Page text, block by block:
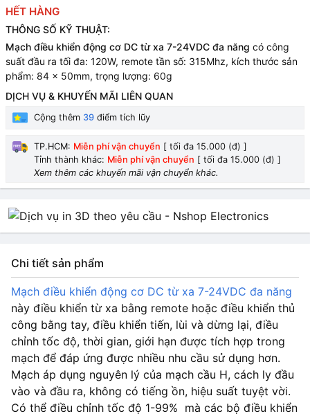
HẾT HÀNG
THÔNG SỐ KỸ THUẬT:
Mạch điều khiển động cơ DC từ xa 7-24VDC đa năng có công
suất đầu ra tối đa: 120W, remote tần số: 315Mhz, kích thước sản
phẩm: 84 x 50mm, trọng lượng: 60g
DỊCH VỤ & KHUYẾN MÃI LIÊN QUAN
Cộng thêm 39 điểm tích lũy
TP.HCM: Miễn phí vận chuyển [ tối đa 15.000 (đ) ]
Tỉnh thành khác: Miễn phí vận chuyển [ tối đa 15.000 (đ) ]
Xem thêm các khuyến mãi vận chuyển khác.
Chi tiết sản phẩm
Mạch điều khiển động cơ DC từ xa 7-24VDC đa năng
này điều khiển từ xa bằng remote hoặc điều khiển thủ
công bằng tay, điều khiển tiến, lùi và dừng lại, điều
chỉnh tốc độ, thời gian, giới hạn được tích hợp trong
mạch để đáp ứng được nhiều nhu cầu sử dụng hơn.
Mạch áp dụng nguyên lý của mạch cầu H, cách ly đầu
vào và đầu ra, không có tiếng ồn, hiệu suất tuyệt vời.
Có thể điều chỉnh tốc độ 1-99% mà các bộ điều khiển